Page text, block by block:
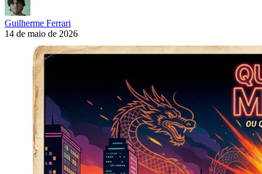
Guilherme Ferrari
14 de maio de 2026